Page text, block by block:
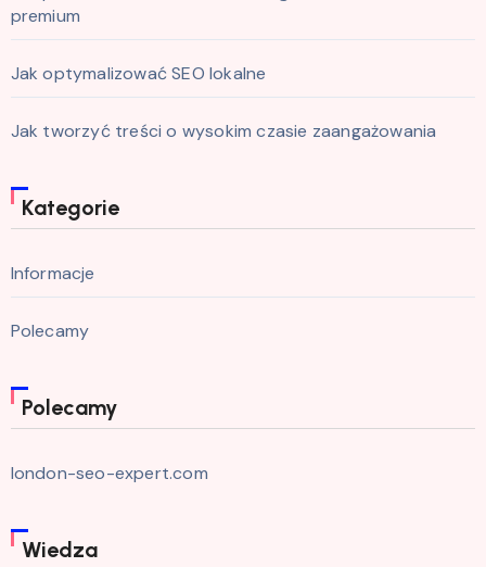
premium
Jak optymalizować SEO lokalne
Jak tworzyć treści o wysokim czasie zaangażowania
Kategorie
Informacje
Polecamy
Polecamy
london-seo-expert.com
Wiedza